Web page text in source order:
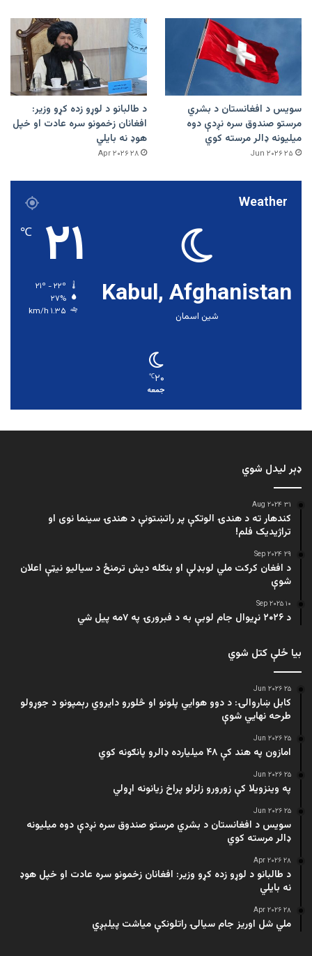
سویس د افغانستان د بشري
مرستو صندوق سره نږدې دوه
میلیونه ډالر مرسته کوي
۲۵ Jun ۲۰۲۶
د طالبانو د لوړو زده کړو وزیر:
افغانان زخمونو سره عادت او خپل
هوډ نه بایلي
۲۸ Apr ۲۰۲۶
Weather
Kabul, Afghanistan
شین اسمان
۲۱ ℃
۲۷%
۱.۳۵ km/h
۲۰℃
جمعه
ډېر لیدل شوي
۳۱ Aug ۲۰۲۴
کندهار ته د هندۍ الوتکې پر راتښتونې د هندۍ سینما نوی او
تراژيديک فلم!
۲۹ Sep ۲۰۲۴
د افغان کرکت ملي لوبډلې او بنګله دیش ترمنځ د سیالیو نیټې اعلان
شوې
۱۰ Sep ۲۰۲۵
د ۲۰۲۶ نړیوال جام لوبې به د فبرورۍ په ۷مه پیل شي
بیا ځلې کتل شوي
۲۵ Jun ۲۰۲۶
کابل ښاروالۍ: د دوو هوايي پلونو او څلورو دایروي رېمپونو د جوړولو
طرحه نهایي شوې
۲۵ Jun ۲۰۲۶
امازون په هند کې ۴۸ میلیارده ډالرو پانګونه کوي
۲۵ Jun ۲۰۲۶
په وینزویلا کې زورورو زلزلو پراخ زیانونه اړولي
۲۵ Jun ۲۰۲۶
سویس د افغانستان د بشري مرستو صندوق سره نږدې دوه میلیونه
ډالر مرسته کوي
۲۸ Apr ۲۰۲۶
د طالبانو د لوړو زده کړو وزیر: افغانان زخمونو سره عادت او خپل هوډ
نه بایلي
۲۸ Apr ۲۰۲۶
ملي شل اوریز جام سیالۍ راتلونکې میاشت پیلېږي